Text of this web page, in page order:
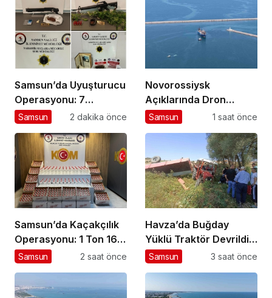
Samsun’da Uyuşturucu
Operasyonu: 7
Tutuklama
Samsun 2 dakika önce
Novorossiysk
Açıklarında Dron
Saldırısına Uğrayan
Samsun 1 saat önce
Samsun’da Kaçakçılık
Operasyonu: 1 Ton 160
Litre Etil Alkol Ele
Samsun 2 saat önce
Havza’da Buğday
Yüklü Traktör Devrildi:
1 Yaralı
Samsun 3 saat önce